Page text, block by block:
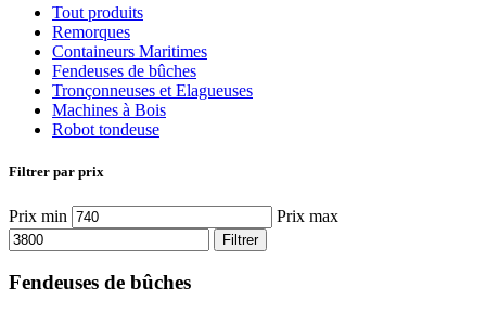
Tout produits
Remorques
Containeurs Maritimes
Fendeuses de bûches
Tronçonneuses et Elagueuses
Machines à Bois
Robot tondeuse
Filtrer par prix
Prix min Prix max
Filtrer
Fendeuses de bûches